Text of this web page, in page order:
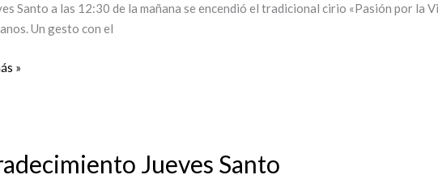
Santo a las 12:30 de la mañana se encendió el tradicional cirio «Pasión por la
Un gesto con el
»
Jueves Santo